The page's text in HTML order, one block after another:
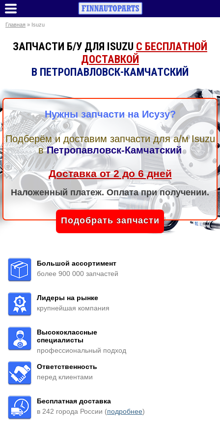
Главная » Isuzu
ЗАПЧАСТИ Б/У ДЛЯ ISUZU С БЕСПЛАТНОЙ
ДОСТАВКОЙ
В ПЕТРОПАВЛОВСК-КАМЧАТСКИЙ
Нужны запчасти на Исузу?
Подберём и доставим запчасти для а/м Isuzu
вПетропавловск-Камчатский
Доставка от 2 до 6 дней
Наложенный платеж. Оплата при получении.
Подобрать запчасти
Большой ассортимент
более 900 000 запчастей
Лидеры на рынке
крупнейшая компания
Высококлассные
специалисты
профессиональный подход
Ответственность
перед клиентами
Бесплатная доставка
в 242 города России (подробнее)